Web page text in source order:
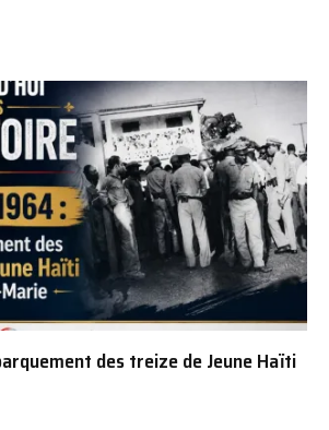
des treize de Jeune Haïti